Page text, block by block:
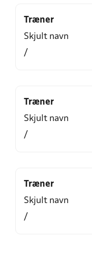
Træner
Skjult navn
/
Træner
Skjult navn
/
Træner
Skjult navn
/